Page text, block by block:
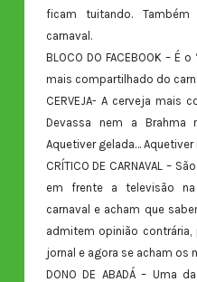
ficam tuitando.
carnaval.
BLOCO DO FACEBOOK – É
mais compartilhado do
CERVEJA- A cerveja mais
Devassa nem a Brahma
Aquetiver gelada…
CRÍTICO DE CARNAVAL –
em frente a televisão
carnaval e acham que
admitem opinião
jornal e agora se acham os
DONO DE ABADÁ – Uma